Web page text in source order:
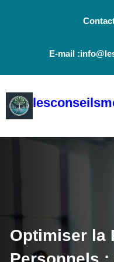
E-mail
Optimiser la